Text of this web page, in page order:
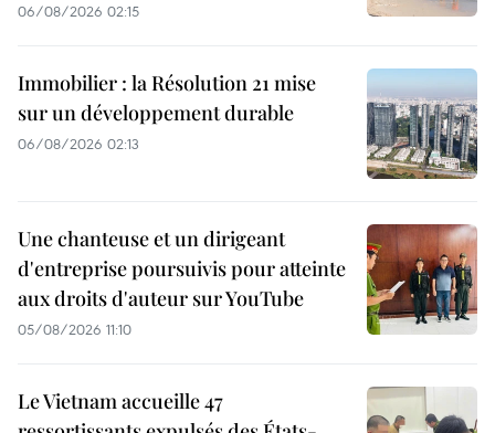
06/08/2026 02:15
Immobilier : la Résolution 21 mise
sur un développement durable
06/08/2026 02:13
Une chanteuse et un dirigeant
d'entreprise poursuivis pour atteinte
aux droits d'auteur sur YouTube
05/08/2026 11:10
Le Vietnam accueille 47